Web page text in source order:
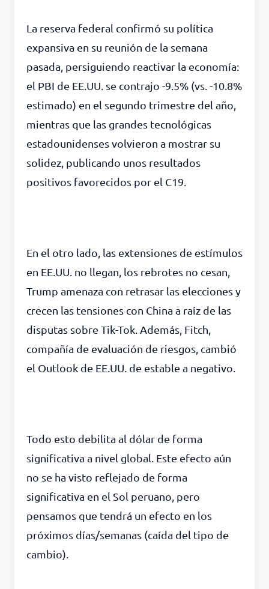
La reserva federal confirmó su política
expansiva en su reunión de la semana
pasada, persiguiendo reactivar la economía:
el PBI de EE.UU. se contrajo -9.5% (vs. -10.8%
estimado) en el segundo trimestre del año,
mientras que las grandes tecnológicas
estadounidenses volvieron a mostrar su
solidez, publicando unos resultados
positivos favorecidos por el C19.
En el otro lado, las extensiones de estímulos
en EE.UU. no llegan, los rebrotes no cesan,
Trump amenaza con retrasar las elecciones y
crecen las tensiones con China a raíz de las
disputas sobre Tik-Tok. Además, Fitch,
compañía de evaluación de riesgos, cambió
el Outlook de EE.UU. de estable a negativo.
Todo esto debilita al dólar de forma
significativa a nivel global. Este efecto aún
no se ha visto reflejado de forma
significativa en el Sol peruano, pero
pensamos que tendrá un efecto en los
próximos días/semanas (caída del tipo de
cambio).